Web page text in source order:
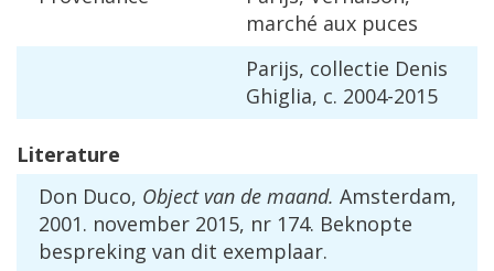
marché aux puces
Parijs, collectie Denis
Ghiglia, c. 2004-2015
Literature
Don Duco, Object van de maand. Amsterdam,
2001. november 2015, nr 174. Beknopte
bespreking van dit exemplaar.